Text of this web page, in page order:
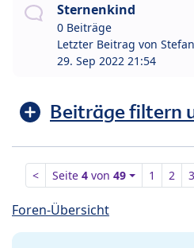
Sternenkind
0 Beiträge
Letzter Beitrag von
29. Sep 2022 21:54
Beiträge filtern
< Seite4 von49 1 2 3
Foren-Übersicht